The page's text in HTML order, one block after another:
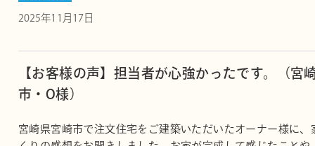
汚水マスの課題から、隣の土地の購入することとなり、設計
2025年11月17日
【お客様の声】担当者が心強かったです。（宮
市・O様）
宮崎県宮崎市で注文住宅をご建築いただいたオーナー様に、